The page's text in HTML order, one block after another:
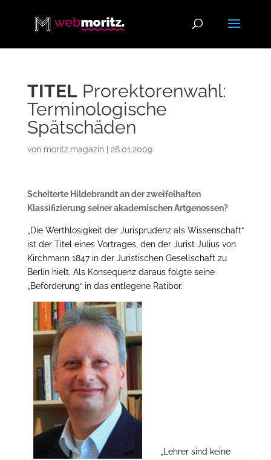
TITELProrektorenwahl:
Terminologische
Spätschäden
von moritz.magazin| 28.01.2009
Scheiterte Hildebrandt an der zweifelhaften
Klassifizierung seiner akademischen Artgenossen?
„Die Werthlosigkeit der Jurisprudenz als Wissenschaft“
ist der Titel eines Vortrages, den der Jurist Julius von
Kirchmann 1847 in der Juristischen Gesellschaft zu
Berlin hielt. Als Konsequenz daraus folgte seine
„Beförderung“ in das entlegene Ratibor.
„Lehrer sind keine